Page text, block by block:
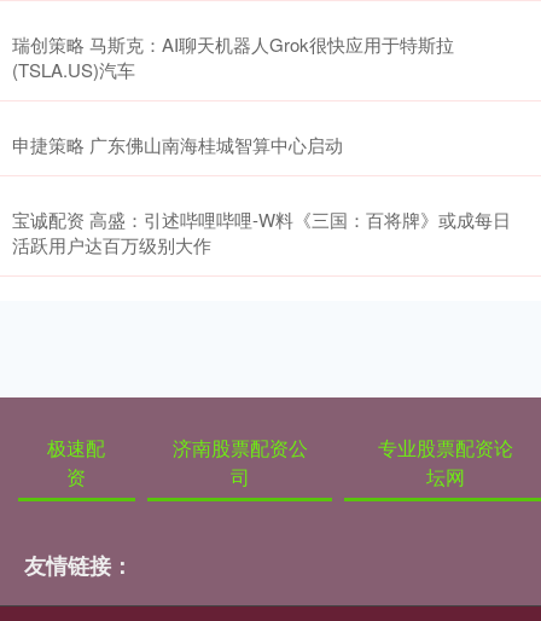
瑞创策略 马斯克：AI聊天机器人Grok很快应用于特斯拉
(TSLA.US)汽车
申捷策略 广东佛山南海桂城智算中心启动
宝诚配资 高盛：引述哔哩哔哩-W料《三国：百将牌》或成每日
活跃用户达百万级别大作
极速配
资
济南股票配资公
司
专业股票配资论
坛网
友情链接：